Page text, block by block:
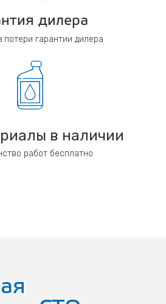
дилера
потери гарантии дилера
в наличии
работ бесплатно